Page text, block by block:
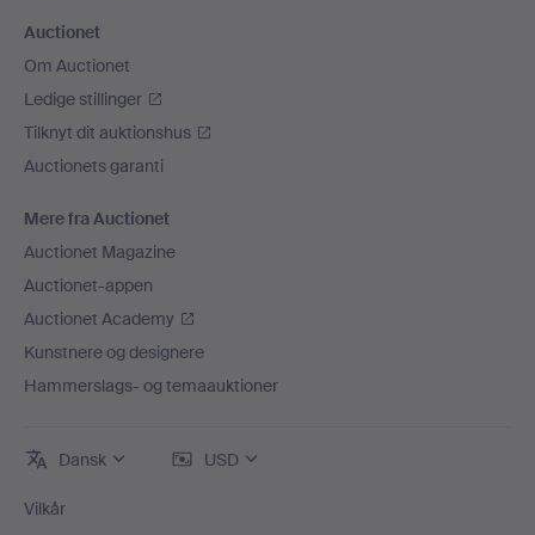
Auctionet
Om Auctionet
Ledige stillinger
Tilknyt dit auktionshus
Auctionets garanti
Mere fra Auctionet
Auctionet Magazine
Auctionet-appen
Auctionet Academy
Kunstnere og designere
Hammerslags- og temaauktioner
Dansk USD
Vilkår